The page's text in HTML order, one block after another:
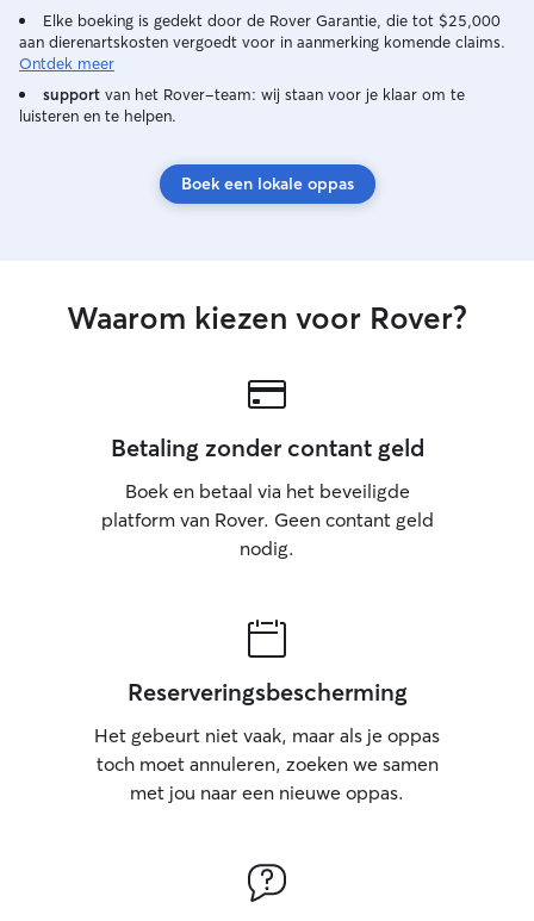
fed according to their routine
Elke boeking is gedekt door de Rover Garantie, die tot $25,000
aan dierenartskosten vergoedt voor in aanmerking komende claims.
Ontdek meer
support van het Rover-team: wij staan voor je klaar om te
luisteren en te helpen.
Boek een lokale oppas
Waarom kiezen voor Rover?
Betaling zonder contant geld
Boek en betaal via het beveiligde
platform van Rover. Geen contant geld
nodig.
Reserveringsbescherming
Het gebeurt niet vaak, maar als je oppas
toch moet annuleren, zoeken we samen
met jou naar een nieuwe oppas.